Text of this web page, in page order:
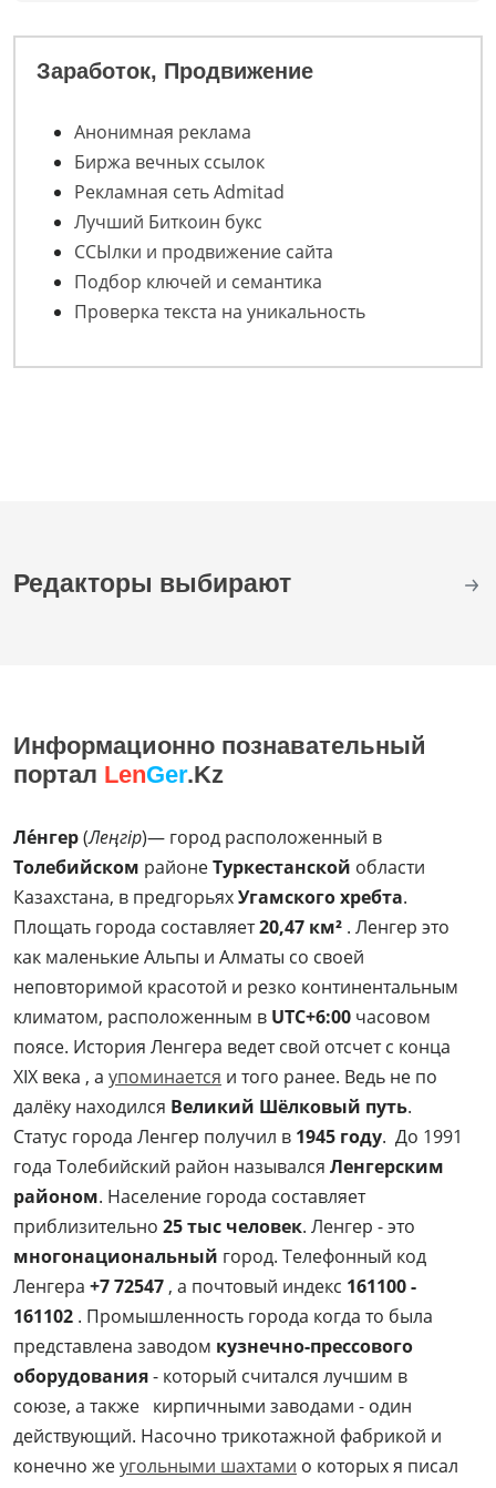
Заработок, Продвижение
Анонимная реклама
Биржа вечных ссылок
Рекламная сеть Admitad
Лучший Биткоин букс
ССЫлки и продвижение сайта
Подбор ключей и семантика
Проверка текста на уникальность
Редакторы выбирают
Информационно познавательный
портал LenGer.Kz
Ле́нгер(Леңгір)— город расположенный в
Толебийском районеТуркестанской области
Казахстана, в предгорьяхУгамского хребта.
Площать города составляет20,47 км² . Ленгер это
как маленькие Альпы и Алматы со своей
неповторимой красотой и резко континентальным
климатом, расположенным в UTC+6:00 часовом
поясе. История Ленгера ведет свой отсчет с конца
XIX века , а упоминается и того ранее. Ведь не по
далёку находился Великий Шёлковый путь.
Статус города Ленгер получил в 1945 году. До 1991
года Толебийский район назывался Ленгерским
районом. Население города составляет
приблизительно 25 тыс человек. Ленгер - это
многонациональный город. Телефонный код
Ленгера +7 72547 , а почтовый индекс 161100 -
161102 . Промышленность города когда то была
представлена заводом кузнечно-прессового
оборудования- который считался лучшим в
союзе, а также кирпичными заводами - один
действующий. Насочно трикотажной фабрикой и
конечно жеугольными шахтами о которых я писал